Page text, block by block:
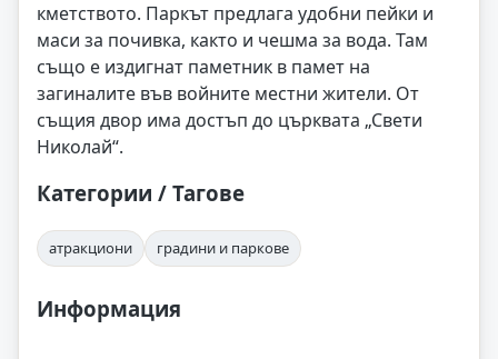
кметството. Паркът предлага удобни пейки и
маси за почивка, както и чешма за вода. Там
също е издигнат паметник в памет на
загиналите във войните местни жители. От
същия двор има достъп до църквата „Свети
Николай“.
Категории / Тагове
атракциони градини и паркове
Информация